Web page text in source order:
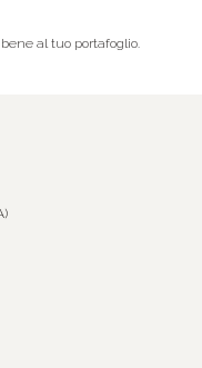
al tuo portafoglio.